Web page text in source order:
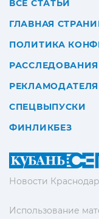
Новости
Использование
ВСЕ СТАТЬИ
ГЛАВНАЯ
ПОЛИТИКА
РАССЛЕДОВАНИЯ
СПЕЦВЫПУСКИ
ФИНЛИКБЕЗ